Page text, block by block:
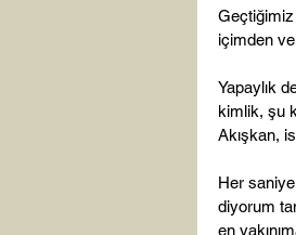
Geçtiğimiz
içimden
Yapaylık
kimlik, şu
Akışkan,
Her
diyorum
en